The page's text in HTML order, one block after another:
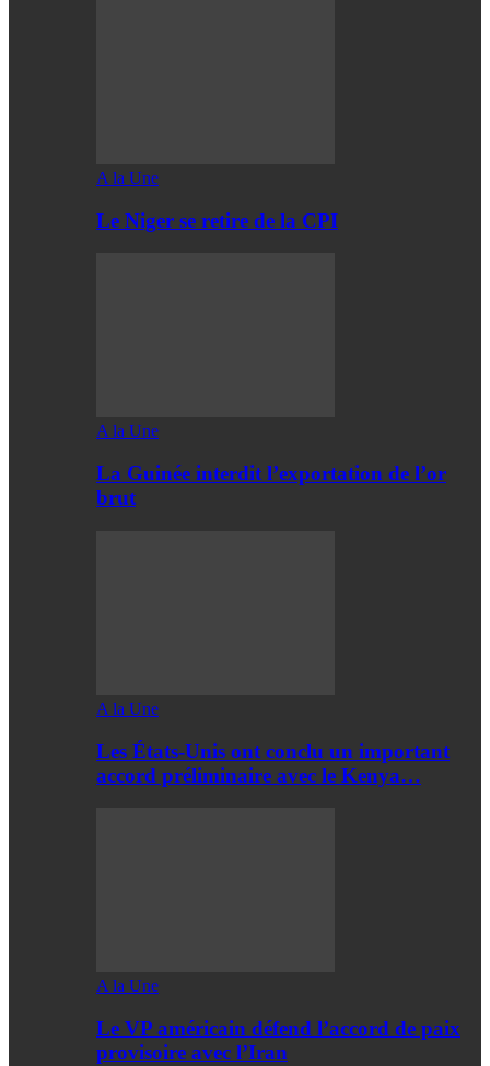
A la Une
Le Niger se retire de la CPI
A la Une
La Guinée interdit l’exportation de l’or
brut
A la Une
Les États-Unis ont conclu un important
accord préliminaire avec le Kenya…
A la Une
Le VP américain défend l’accord de paix
provisoire avec l’Iran